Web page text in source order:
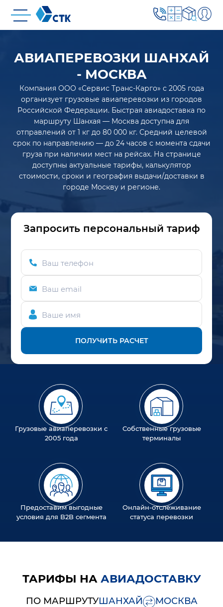
АВИАПЕРЕВОЗКИ ШАНХАЙ
- МОСКВА
Компания ООО «Сервис Транс-Карго» с 2005 года
организует грузовые авиаперевозки из городов
Российской Федерации. Быстрая авиадоставка по
маршруту Шанхая — Москва доступна для
отправлений от 1 кг до 80 000 кг. Средний целевой
срок по направлению — до 24 часов с момента сдачи
груза при наличии мест на рейсах. На странице
доступны актуальные тарифы, калькулятор
стоимости, сроки и география выдачи/доставки в
городе Москву и регионе.
Запросить персональный тариф
Ваш телефон
Ваш email
Ваше имя
ПОЛУЧИТЬ РАСЧЕТ
Грузовые авиаперевозки с
2005 года
Собственные грузовые
терминалы
Предоставим выгодные
условия для B2B сегмента
Онлайн-отслеживание
статуса перевозки
ТАРИФЫ НА АВИАДОСТАВКУ
ПО МАРШРУТУШАНХАЙ МОСКВА